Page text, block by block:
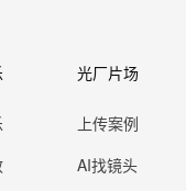
光厂片场
上传案例
AI找镜头